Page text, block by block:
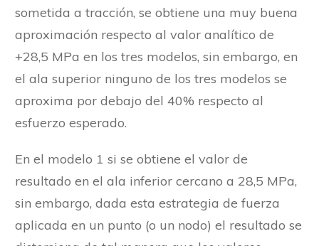
sometida a tracción, se obtiene una muy buena
aproximación respecto al valor analítico de
+28,5 MPa en los tres modelos, sin embargo, en
el ala superior ninguno de los tres modelos se
aproxima por debajo del 40% respecto al
esfuerzo esperado.
En el modelo 1 si se obtiene el valor de
resultado en el ala inferior cercano a 28,5 MPa,
sin embargo, dada esta estrategia de fuerza
aplicada en un punto (o un nodo) el resultado se